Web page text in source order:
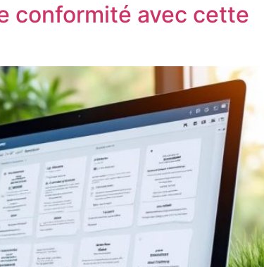
conformité avec cette